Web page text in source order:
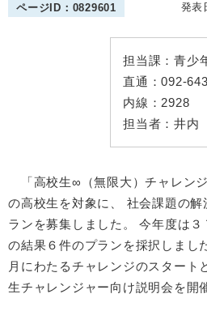
ページID：0829601 発表
担当課： 青少
直通：092-
内線： 2928
担当者： 井内
「高校生∞（無限大）チャレン
の高校生を対象に、 社会課題の
ランを募集しました。 今年度は
の結果６件のプランを採択しまし
月にわたるチャレンジのスタート
生チャレンジャー向け説明会を開